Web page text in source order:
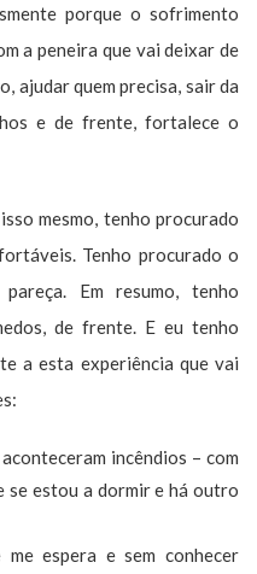
porque o sofrimento
a peneira que vai deixar de
ajudar quem precisa, sair da
e de frente, fortalece o
mesmo, tenho procurado
Tenho procurado o
Em resumo, tenho
de frente. E eu tenho
a esta experiência que vai
incêndios – com
se estou a dormir e há outro
espera e sem conhecer